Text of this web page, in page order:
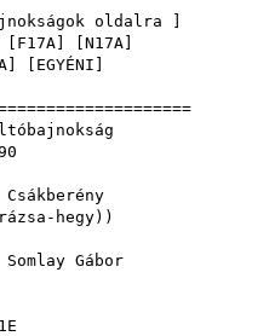
oldalra
F17A N17A
EGYÉNI
hegy))
Somlay Gábor